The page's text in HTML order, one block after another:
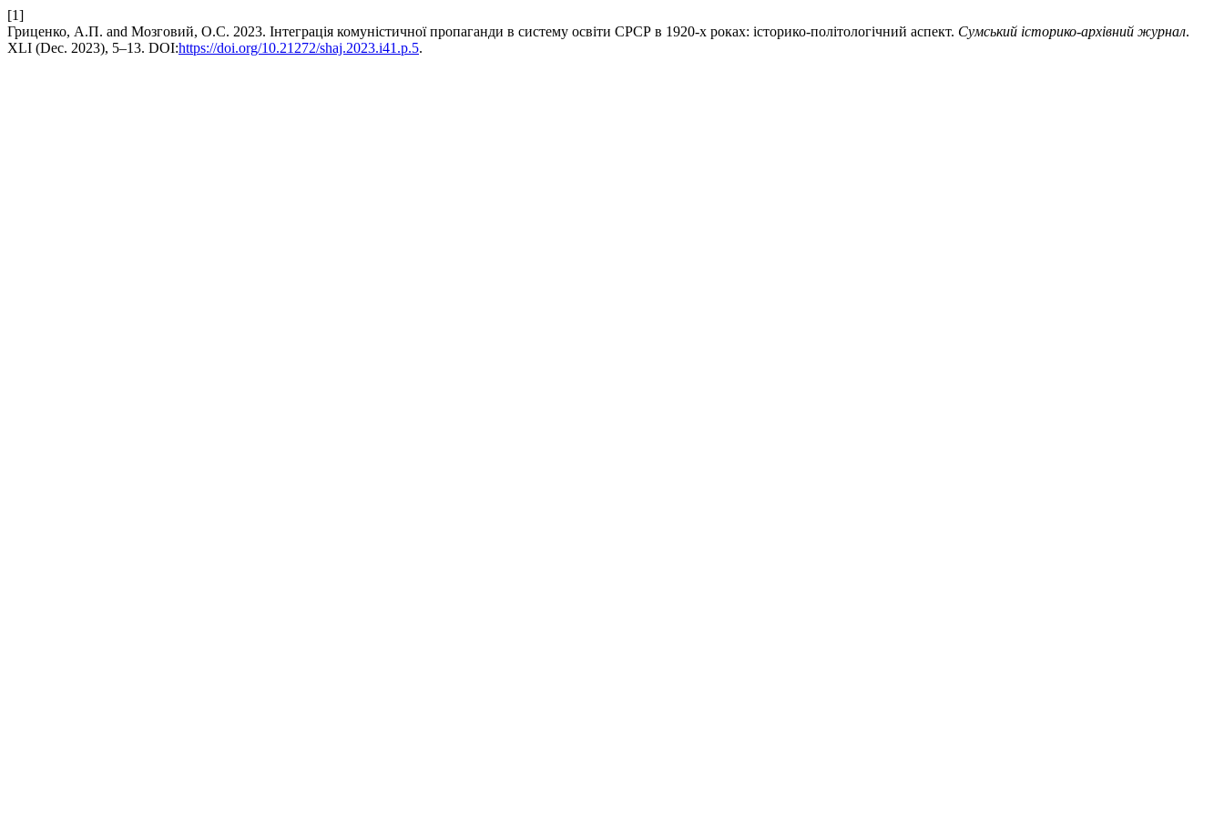
[1]
Гриценко, А.П. and Мозговий, О.С. 2023. Інтеграція комуністичної пропаганди в систему освіти СРСР в 1920-х роках: історико-політологічний аспект. Сумський історико-архівний журнал.
XLI (Dec. 2023), 5–13. DOI:https://doi.org/10.21272/shaj.2023.i41.p.5.